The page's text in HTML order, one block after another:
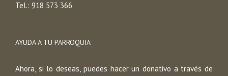
Tel.: 918 573 366
AYUDA A TU PARROQUIA
Ahora, si lo deseas, puedes hacer un donativo a través de